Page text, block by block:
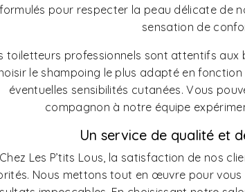
formulés pour respecter la peau délicate de
sensation de
toiletteurs professionnels sont attentifs
le shampoing le plus adapté en
éventuelles sensibilités cutanées. Vous
compagnon à notre équipe
Un service de qualité et
Chez Les P’tits Lous, la satisfaction de nos
Nous mettons tout en œuvre pour